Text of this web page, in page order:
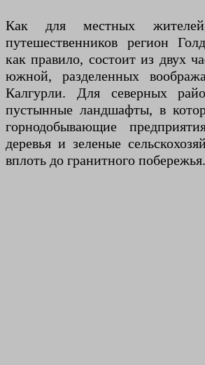
Как для местных
путешественников регион
как правило, состоит из двух
южной, разделенных
Калгурли. Для северных
пустынные ландшафты, в
горнодобывающие
деревья и зеленые
вплоть до гранитного побережья.